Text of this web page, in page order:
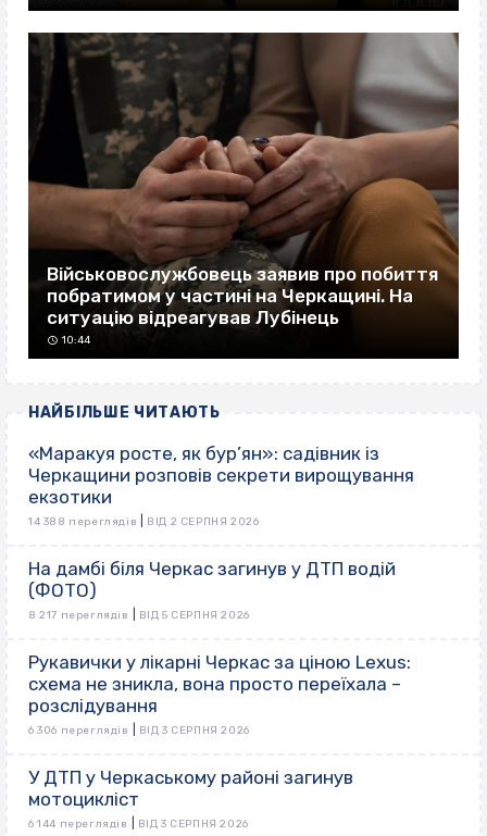
Військовослужбовець заявив про побиття
побратимом у частині на Черкащині. На
ситуацію відреагував Лубінець
10:44
НАЙБІЛЬШЕ ЧИТАЮТЬ
«Маракуя росте, як бур’ян»: садівник із
Черкащини розповів секрети вирощування
екзотики
14 388 переглядів ВІД 2 СЕРПНЯ 2026
На дамбі біля Черкас загинув у ДТП водій
(ФОТО)
8 217 переглядів ВІД 5 СЕРПНЯ 2026
Рукавички у лікарні Черкас за ціною Lexus:
схема не зникла, вона просто переїхала –
розслідування
6 306 переглядів ВІД 3 СЕРПНЯ 2026
У ДТП у Черкаському районі загинув
мотоцикліст
6 144 переглядів ВІД 3 СЕРПНЯ 2026